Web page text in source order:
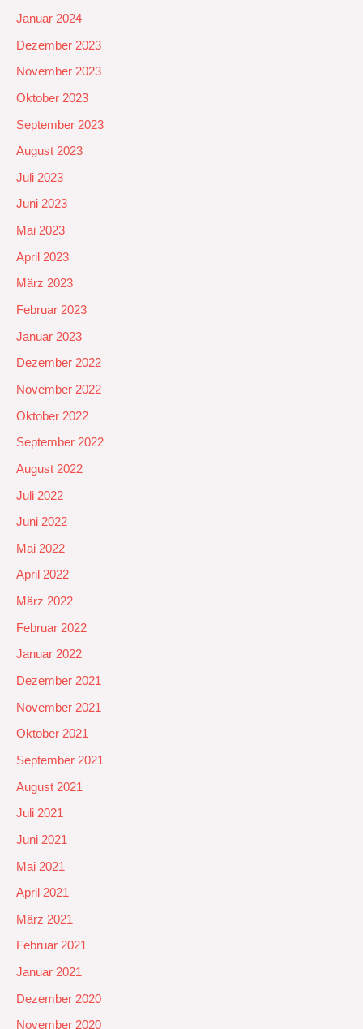
Januar 2024
Dezember 2023
November 2023
Oktober 2023
September 2023
August 2023
Juli 2023
Juni 2023
Mai 2023
April 2023
März 2023
Februar 2023
Januar 2023
Dezember 2022
November 2022
Oktober 2022
September 2022
August 2022
Juli 2022
Juni 2022
Mai 2022
April 2022
März 2022
Februar 2022
Januar 2022
Dezember 2021
November 2021
Oktober 2021
September 2021
August 2021
Juli 2021
Juni 2021
Mai 2021
April 2021
März 2021
Februar 2021
Januar 2021
Dezember 2020
November 2020